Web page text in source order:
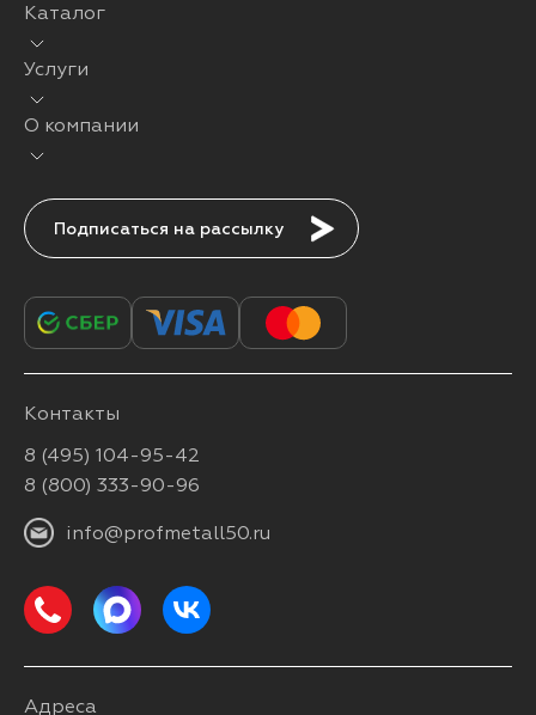
Каталог
Услуги
О компании
Подписаться
Контакты
8 (495) 104-95-42
8 (800) 333-90-96
info@profmetall50.ru
Адреса